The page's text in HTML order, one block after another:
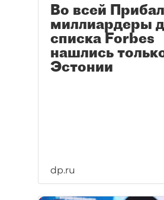
Во всей
миллиардеры
списка Forbes
нашлись
Эстонии
dp.ru